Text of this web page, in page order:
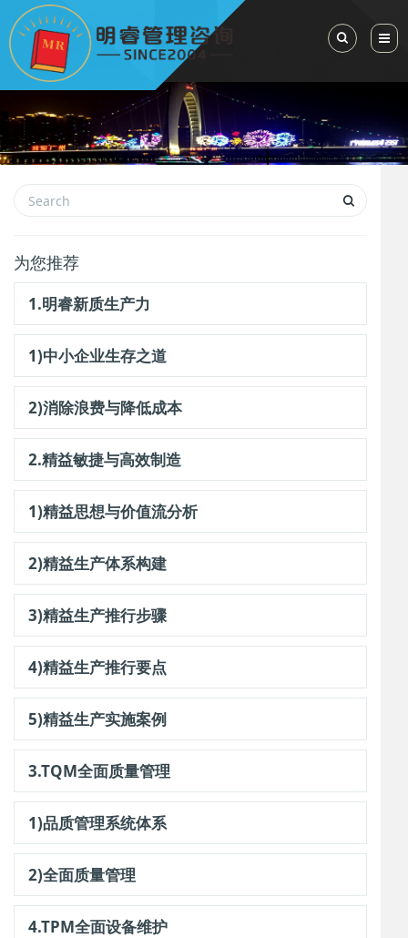
Toggle
为您推荐
1.明睿新质生产力
1)中小企业生存之道
2)消除浪费与降低成本
2.精益敏捷与高效制造
1)精益思想与价值流分析
2)精益生产体系构建
3)精益生产推行步骤
4)精益生产推行要点
5)精益生产实施案例
3.TQM全面质量管理
1)品质管理系统体系
2)全面质量管理
4.TPM全面设备维护